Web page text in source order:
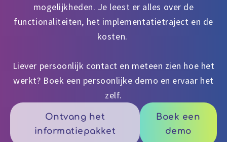
mogelijkheden. Je leest er alles over de
functionaliteiten, het implementatietraject en de
kosten.
Liever persoonlijk contact en meteen zien hoe het
werkt? Boek een persoonlijke demo en ervaar het
zelf.
Ontvang het
informatiepakket
Boek een
demo